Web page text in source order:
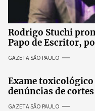
Rodrigo Stuchi
Papo de Escritor,
especialistas para
prosperidade.
GAZETA SÃO PAULO
Exame
denúncias de
revolta entre
GAZETA SÃO PAULO